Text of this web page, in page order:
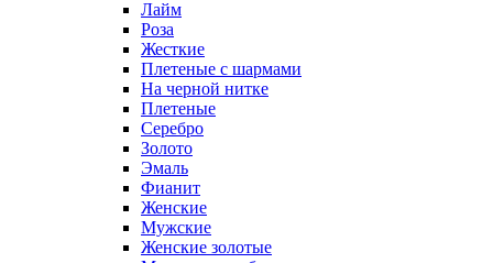
Лайм
Роза
Жесткие
Плетеные с шармами
На черной нитке
Плетеные
Серебро
Золото
Эмаль
Фианит
Женские
Мужские
Женские золотые